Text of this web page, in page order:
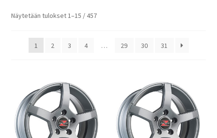
Näytetään tulokset 1–15 / 457Halvin
1 2 3 4 … 29 30 31